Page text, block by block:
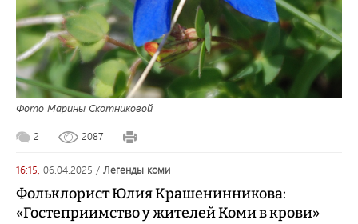
Фото Марины Скотниковой
2 2087
16:15, 06.04.2025 / легенды коми
Фольклорист Юлия Крашенинникова:
«Гостеприимство у жителей Коми в крови»